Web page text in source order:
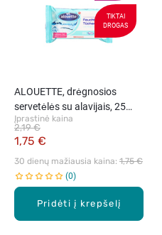
TIKTAI
DROGAS
Pridėti į krepšelį
ALOUETTE, drėgnosios
servetėlės su alavijais, 25
vnt.
Įprastinė kaina
1,75 €
2,19 €
30 dienų mažiausia kaina: 1,75 €
0